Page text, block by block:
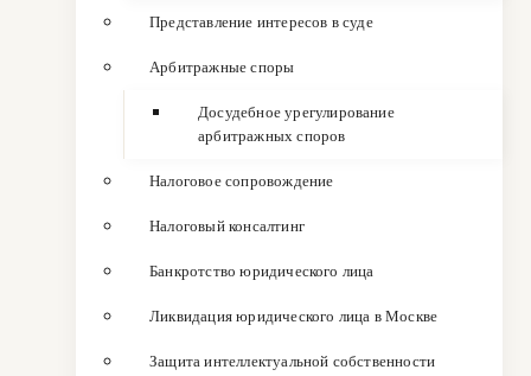
Представление интересов в суде
Арбитражные споры
Досудебное урегулирование
арбитражных споров
Налоговое сопровождение
Налоговый консалтинг
Банкротство юридического лица
Ликвидация юридического лица в Москве
Защита интеллектуальной собственности